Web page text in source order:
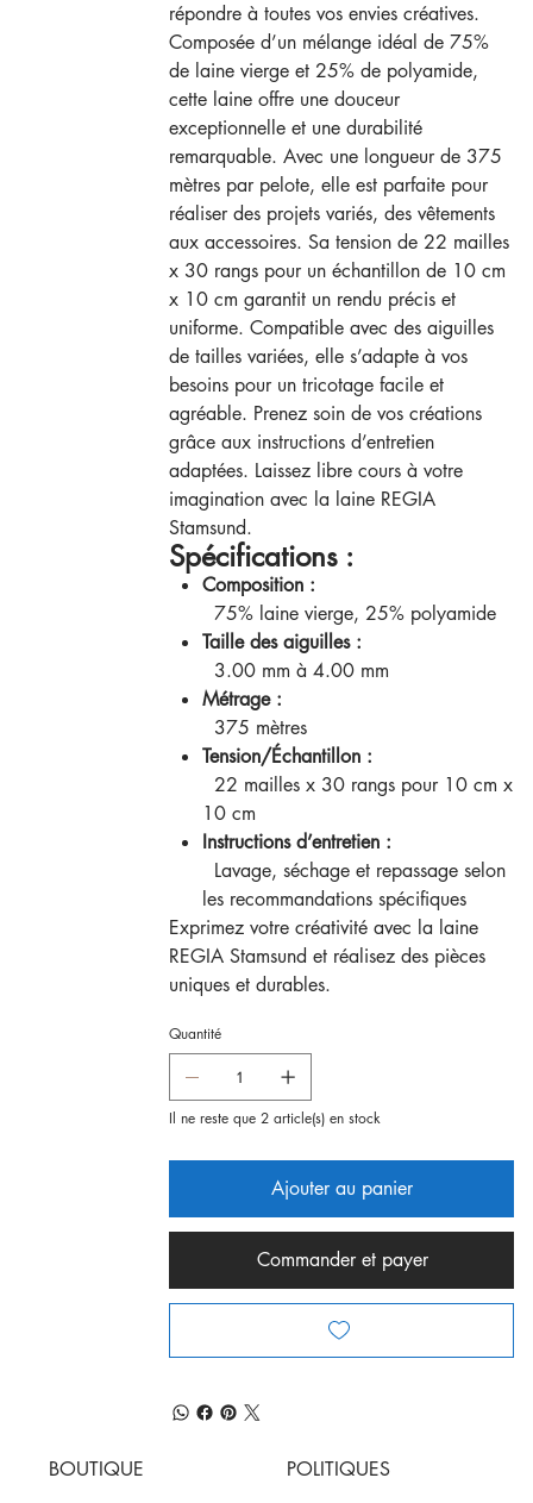
répondre à toutes vos envies créatives.
Composée d’un mélange idéal de 75%
de laine vierge et 25% de polyamide,
cette laine offre une douceur
exceptionnelle et une durabilité
remarquable. Avec une longueur de 375
mètres par pelote, elle est parfaite pour
réaliser des projets variés, des vêtements
aux accessoires. Sa tension de 22 mailles
x 30 rangs pour un échantillon de 10 cm
x 10 cm garantit un rendu précis et
uniforme. Compatible avec des aiguilles
de tailles variées, elle s’adapte à vos
besoins pour un tricotage facile et
agréable. Prenez soin de vos créations
grâce aux instructions d’entretien
adaptées. Laissez libre cours à votre
imagination avec la laine REGIA
Stamsund.
Spécifications :
Composition :
75% laine vierge, 25% polyamide
Taille des aiguilles :
3.00 mm à 4.00 mm
Métrage :
375 mètres
Tension/Échantillon :
22 mailles x 30 rangs pour 10 cm x
10 cm
Instructions d’entretien :
Lavage, séchage et repassage selon
les recommandations spécifiques
Exprimez votre créativité avec la laine
REGIA Stamsund et réalisez des pièces
uniques et durables.
Quantité
Il ne reste que 2 article(s) en stock
Ajouter au panier
Commander et payer
BOUTIQUE POLITIQUES